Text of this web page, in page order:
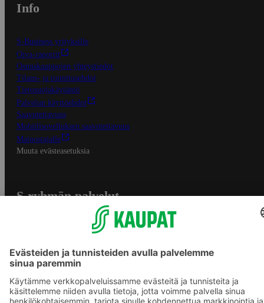
Info
S-Business yrityksille
Oiva-raportit
Osuuskauppojen yhteystiedot
Tilaus- ja toimitusehdot
Tietosuojakäytäntö
Palvelun käyttöehdot
Saavutettavuus
Mobiilisovelluksen saavutettavuus
Mainostajalle
Muuta evästeasetuksia
S-ryhmän palvelut
Yhteishyvä Ruoka -sovellus
S-ostoslista -sovellus
Prisma.fi
Sokos.fi